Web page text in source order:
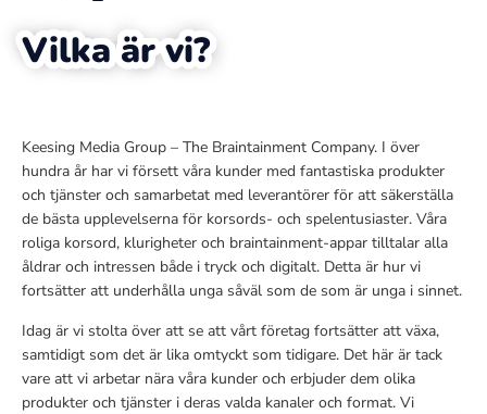
Vilka är vi?
Keesing Media Group – The Braintainment Company. I över
hundra år har vi försett våra kunder med fantastiska produkter
och tjänster och samarbetat med leverantörer för att säkerställa
de bästa upplevelserna för korsords- och spelentusiaster. Våra
roliga korsord, klurigheter och braintainment-appar tilltalar alla
åldrar och intressen både i tryck och digitalt. Detta är hur vi
fortsätter att underhålla unga såväl som de som är unga i sinnet.
Idag är vi stolta över att se att vårt företag fortsätter att växa,
samtidigt som det är lika omtyckt som tidigare. Det här är tack
vare att vi arbetar nära våra kunder och erbjuder dem olika
produkter och tjänster i deras valda kanaler och format. Vi